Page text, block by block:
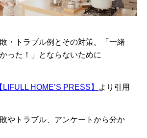
・トラブル例とその対策。「一緒
った！」とならないために
LIFULL HOME’S PRESS】 より引用
やトラブル、アンケートから分か